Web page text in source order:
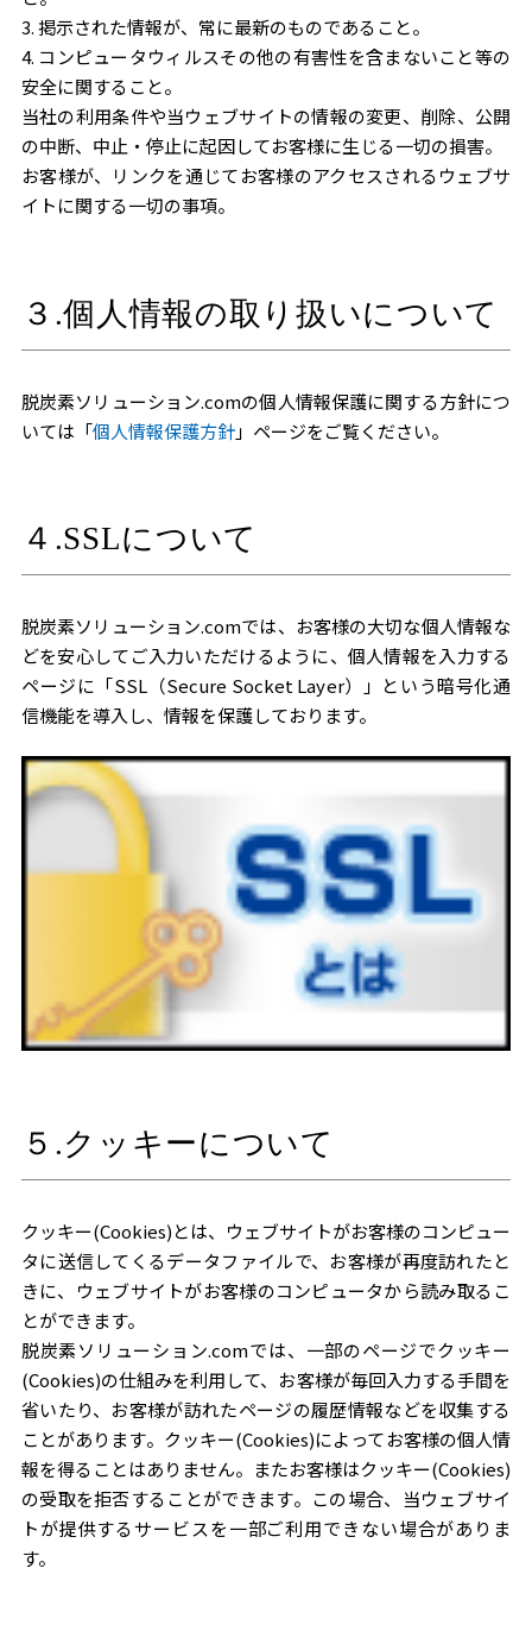
3. 掲示された情報が、常に最新のものであること。
4. コンピュータウィルスその他の有害性を含まないこと等の
安全に関すること。
当社の利用条件や当ウェブサイトの情報の変更、削除、公開
の中断、中止・停止に起因してお客様に生じる一切の損害。
お客様が、リンクを通じてお客様のアクセスされるウェブサ
イトに関する一切の事項。
３.個人情報の取り扱いについて
脱炭素ソリューション.comの個人情報保護に関する方針につ
いては「個人情報保護方針」ページをご覧ください。
４.SSLについて
脱炭素ソリューション.comでは、お客様の大切な個人情報な
どを安心してご入力いただけるように、個人情報を入力する
ページに「SSL（Secure Socket Layer）」という暗号化通
信機能を導入し、情報を保護しております。
５.クッキーについて
クッキー(Cookies)とは、ウェブサイトがお客様のコンピュー
タに送信してくるデータファイルで、お客様が再度訪れたと
きに、ウェブサイトがお客様のコンピュータから読み取るこ
とができます。
脱炭素ソリューション.comでは、一部のページでクッキー
(Cookies)の仕組みを利用して、お客様が毎回入力する手間を
省いたり、お客様が訪れたページの履歴情報などを収集する
ことがあります。クッキー(Cookies)によってお客様の個人情
報を得ることはありません。またお客様はクッキー(Cookies)
の受取を拒否することができます。この場合、当ウェブサイ
トが提供するサービスを一部ご利用できない場合がありま
す。